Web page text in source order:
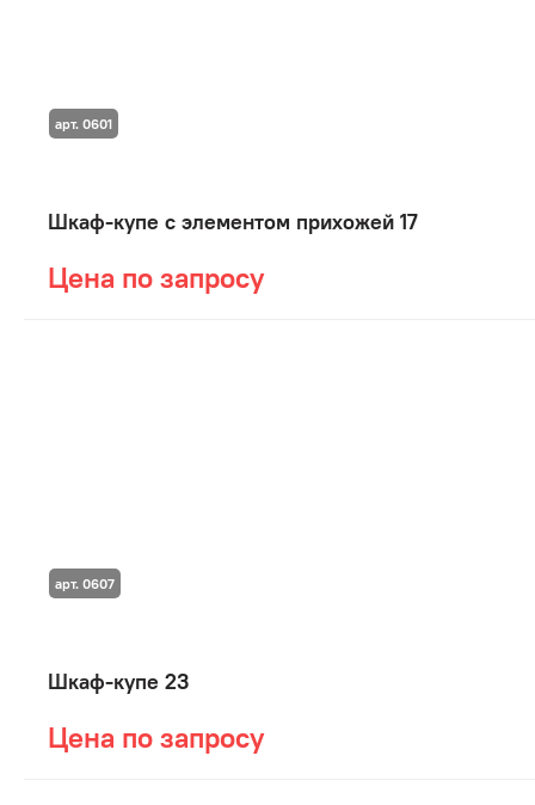
Шкаф-купе с элементом прихожей 17
Цена по запросу
арт. 0601
Шкаф-купе 23
Цена по запросу
арт. 0607